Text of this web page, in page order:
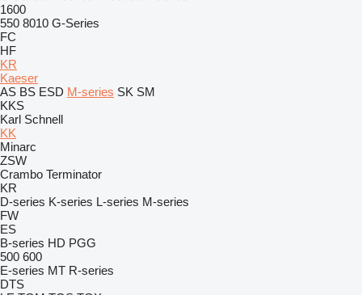
1600
550 8010 G-Series
FC
HF
KR
Kaeser
AS BS ESD M-series SK SM
KKS
Karl Schnell
KK
Minarc
ZSW
Crambo Terminator
KR
D-series K-series L-series M-series
FW
ES
B-series HD PGG
500 600
E-series MT R-series
DTS